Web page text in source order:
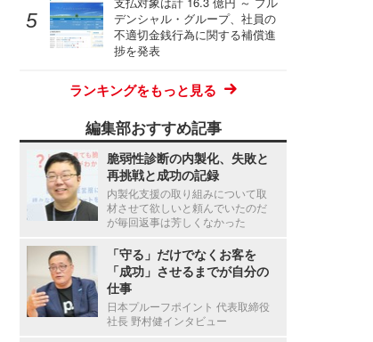
デンシャル・グループ、社員の
不適切金銭行為に関する補償進
捗を発表
ランキングをもっと見る
編集部おすすめ記事
脆弱性診断の内製化、失敗と
再挑戦と成功の記録
内製化支援の取り組みについて取
材させて欲しいと頼んでいたのだ
が毎回返事は芳しくなかった
「守る」だけでなくお客を
「成功」させるまでが自分の
仕事
日本プルーフポイント 代表取締役
社長 野村健インタビュー